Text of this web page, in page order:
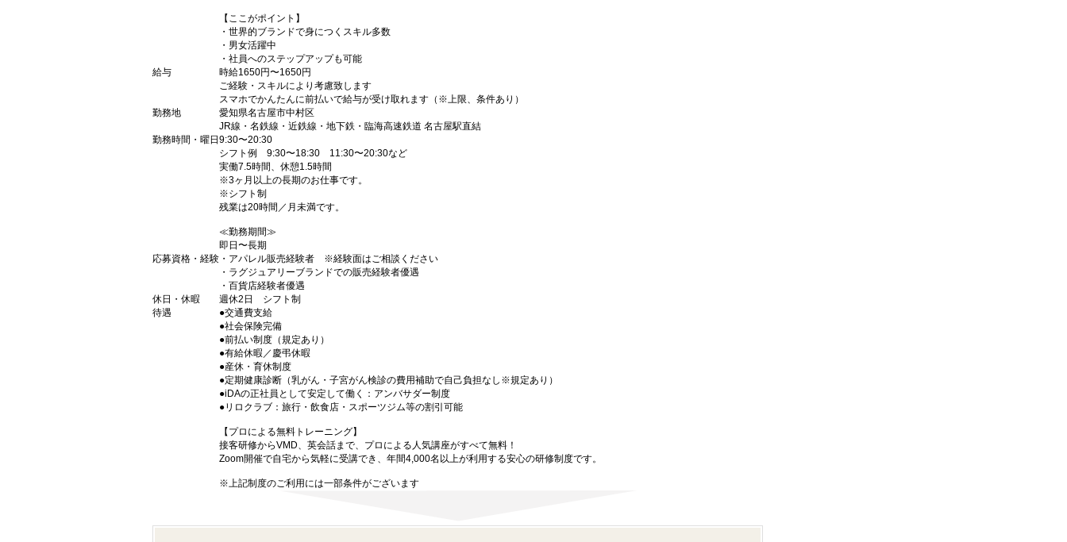
【ここがポイント】
・世界的ブランドで身につくスキル多数
・男女活躍中
・社員へのステップアップも可能
給与
時給1650円〜1650円
ご経験・スキルにより考慮致します
スマホでかんたんに前払いで給与が受け取れます（※上限、条件あり）
勤務地
愛知県名古屋市中村区
JR線・名鉄線・近鉄線・地下鉄・臨海高速鉄道 名古屋駅直結
勤務時間・曜日 9:30〜20:30
シフト例 9:30〜18:30 11:30〜20:30など
実働7.5時間、休憩1.5時間
※3ヶ月以上の長期のお仕事です。
※シフト制
残業は20時間／月未満です。
≪勤務期間≫
即日〜長期
応募資格・経験 ・アパレル販売経験者 ※経験面はご相談ください
・ラグジュアリーブランドでの販売経験者優遇
・百貨店経験者優遇
休日・休暇
週休2日 シフト制
待遇
●交通費支給
●社会保険完備
●前払い制度（規定あり）
●有給休暇／慶弔休暇
●産休・育休制度
●定期健康診断（乳がん・子宮がん検診の費用補助で自己負担なし※規定あり）
●iDAの正社員として安定して働く：アンバサダー制度
●リロクラブ：旅行・飲食店・スポーツジム等の割引可能
【プロによる無料トレーニング】
接客研修からVMD、英会話まで、プロによる人気講座がすべて無料！
Zoom開催で自宅から気軽に受講でき、年間4,000名以上が利用する安心の研修制度です。
※上記制度のご利用には一部条件がございます